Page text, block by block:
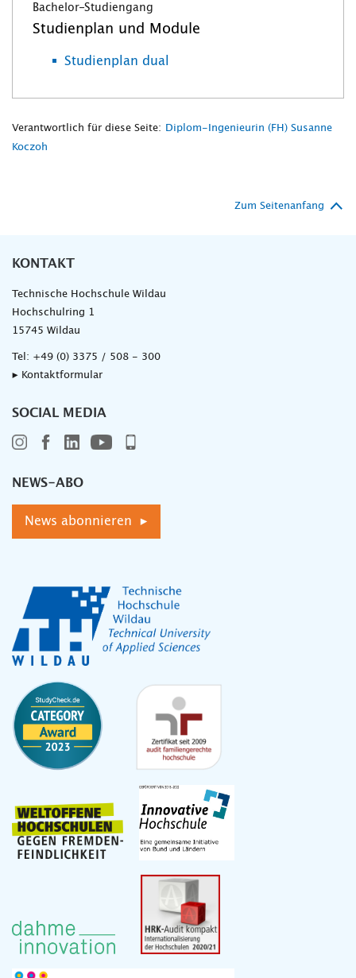
Bachelor-Studiengang
Studienplan und Module
Studienplan dual
Verantwortlich für diese Seite:
Diplom-Ingenieurin (FH) Susanne
Koczoh
Zum Seitenanfang
KONTAKT
Technische Hochschule Wildau
Hochschulring 1
15745 Wildau
Tel: +49 (0) 3375 / 508 - 300
▸ Kontaktformular
SOCIAL MEDIA
NEWS-ABO
News abonnieren ▸